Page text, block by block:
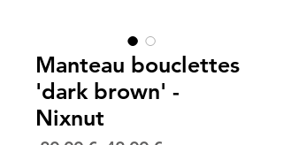
Manteau bouclettes
'dark brown' -
Nixnut